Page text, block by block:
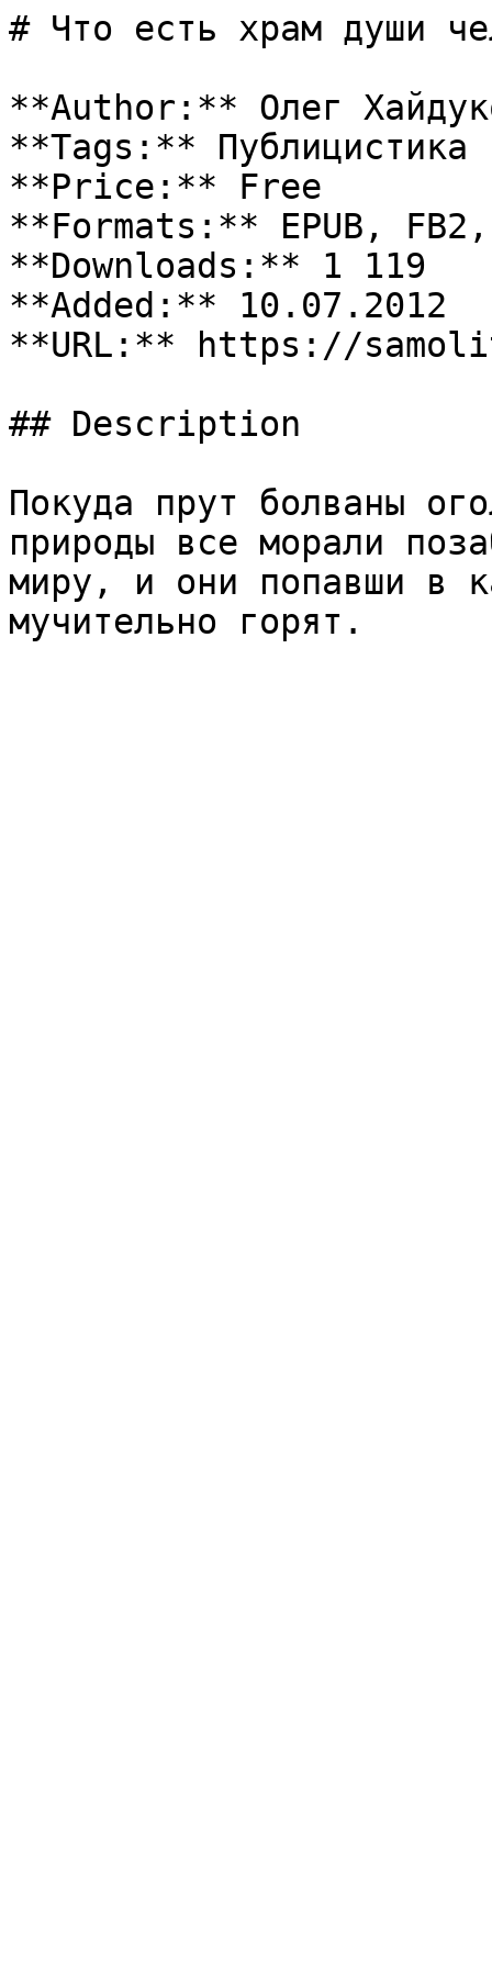
# Что есть храм души
**Author:** Олег
**Tags:** Публицистика
**Price:** Free
**Formats:** EPUB, FB2,
**Downloads:** 1 119
**Added:** 10.07.2012
**URL:** https://
## Description
Покуда прут болваны
природы все морали
миру, и они попавши в
мучительно горят.